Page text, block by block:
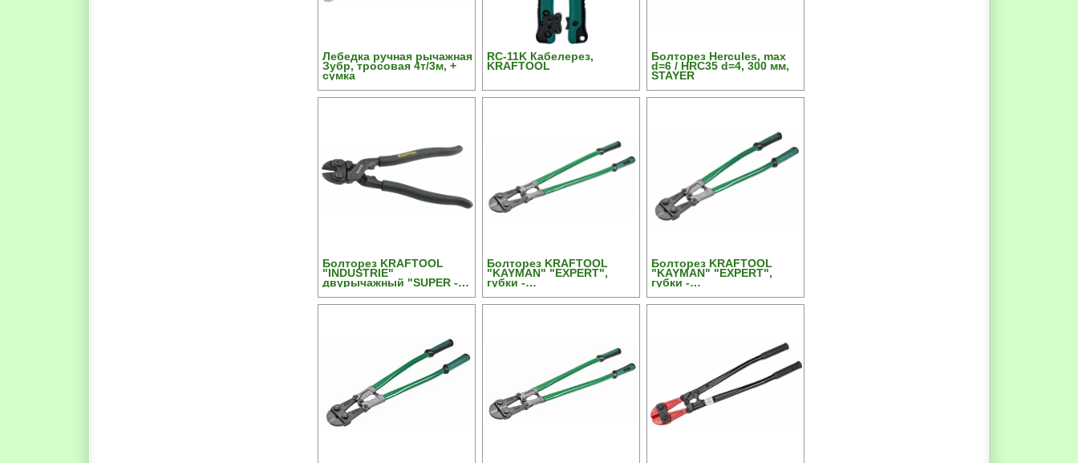
Лебедка ручная рычажная
Зубр, тросовая 4т/3м, +
сумка
RC-11K Кабелерез,
KRAFTOOL
Болторез Hercules, max
d=6 / HRC35 d=4, 300 мм,
STAYER
Болторез KRAFTOOL
"INDUSTRIE"
двурычажный "SUPER -
высокомощьная
Болторез KRAFTOOL
"KAYMAN" "EXPERT",
губки -
сталь, 1050мм
Болторез KRAFTOOL
"KAYMAN" "EXPERT",
губки -
сталь, 450мм